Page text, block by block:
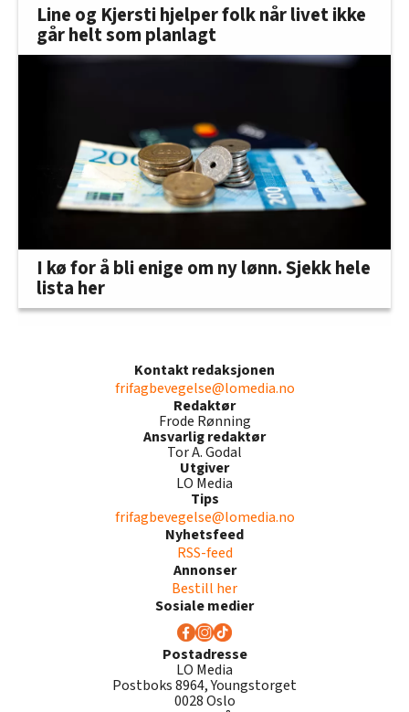
Line og Kjersti hjelper folk når livet ikke
går helt som planlagt
I kø for å bli enige om ny lønn. Sjekk hele
lista her
Kontakt redaksjonen
frifagbevegelse@lomedia.no
Redaktør
Frode Rønning
Ansvarlig redaktør
Tor A. Godal
Utgiver
LO Media
Tips
frifagbevegelse@lomedia.no
Nyhetsfeed
RSS-feed
Annonser
Bestill her
Sosiale medier
Postadresse
LO Media
Postboks 8964, Youngstorget
0028 Oslo